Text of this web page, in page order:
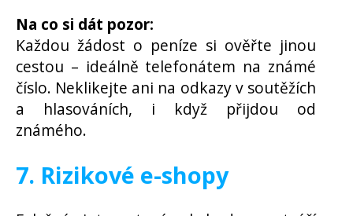
Na co si dát pozor:
Každou žádost o peníze si ověřte jinou
cestou – ideálně telefonátem na známé
číslo. Neklikejte ani na odkazy v soutěžích
a hlasováních, i když přijdou od
známého.
7. Rizikové e-shopy